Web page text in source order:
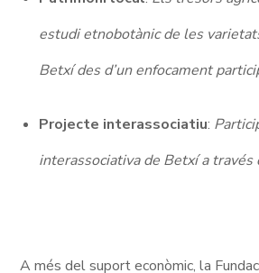
estudi etnobotànic de les
Betxí des d’un enfocament
Projecte interassociatiu:
interassociativa de Betxí a través
A més del suport econòmic, la